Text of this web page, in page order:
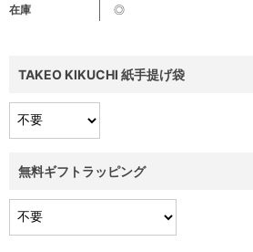
在庫
◎
TAKEO KIKUCHI 紙手提げ袋
無料ギフトラッピング